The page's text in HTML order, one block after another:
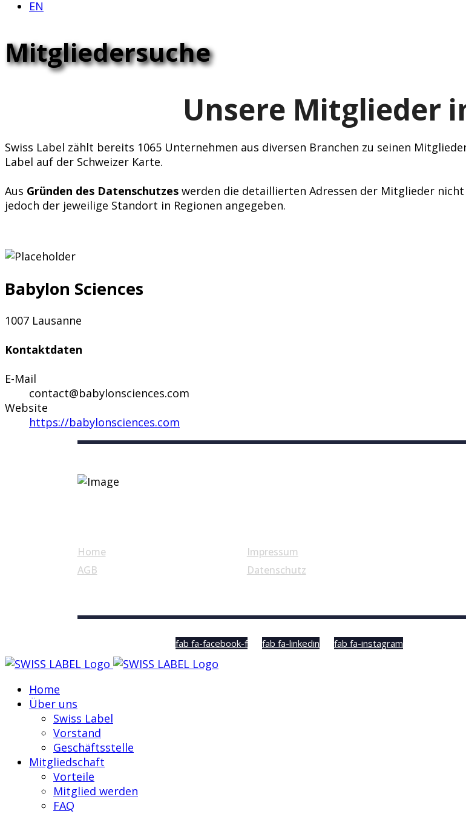
EN
Mitgliedersuche
Unsere Mitglieder
Swiss Label zählt bereits 1065 Unternehmen aus diversen Branchen zu seinen
Label auf der Schweizer Karte.
Aus Gründen des Datenschutzes werden die detaillierten Adressen der Mitglieder
jedoch der jeweilige Standort in Regionen angegeben.
Babylon Sciences
1007 Lausanne
Kontaktdaten
E-Mail
contact@babylonsciences.com
Website
https://babylonsciences.com
Home
AGB
Impressum
Datenschutz
fab fa-facebook-f fab fa-linkedin fab fa-instagram
Home
Über uns
Swiss Label
Vorstand
Geschäftsstelle
Mitgliedschaft
Vorteile
Mitglied werden
FAQ